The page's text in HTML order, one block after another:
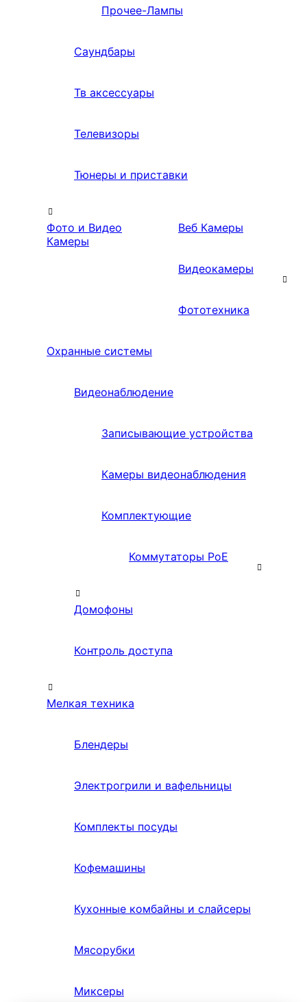
Прочее-Лампы
Саундбары
Тв аксессуары
Телевизоры
Тюнеры и приставки
Фото и Видео
Камеры
Веб Камеры
Видеокамеры
Фототехника
Охранные системы
Видеонаблюдение
Записывающие устройства
Камеры видеонаблюдения
Комплектующие
Коммутаторы PoE
Домофоны
Контроль доступа
Мелкая техника
Блендеры
Электрогрили и вафельницы
Комплекты посуды
Кофемашины
Кухонные комбайны и слайсеры
Мясорубки
Миксеры